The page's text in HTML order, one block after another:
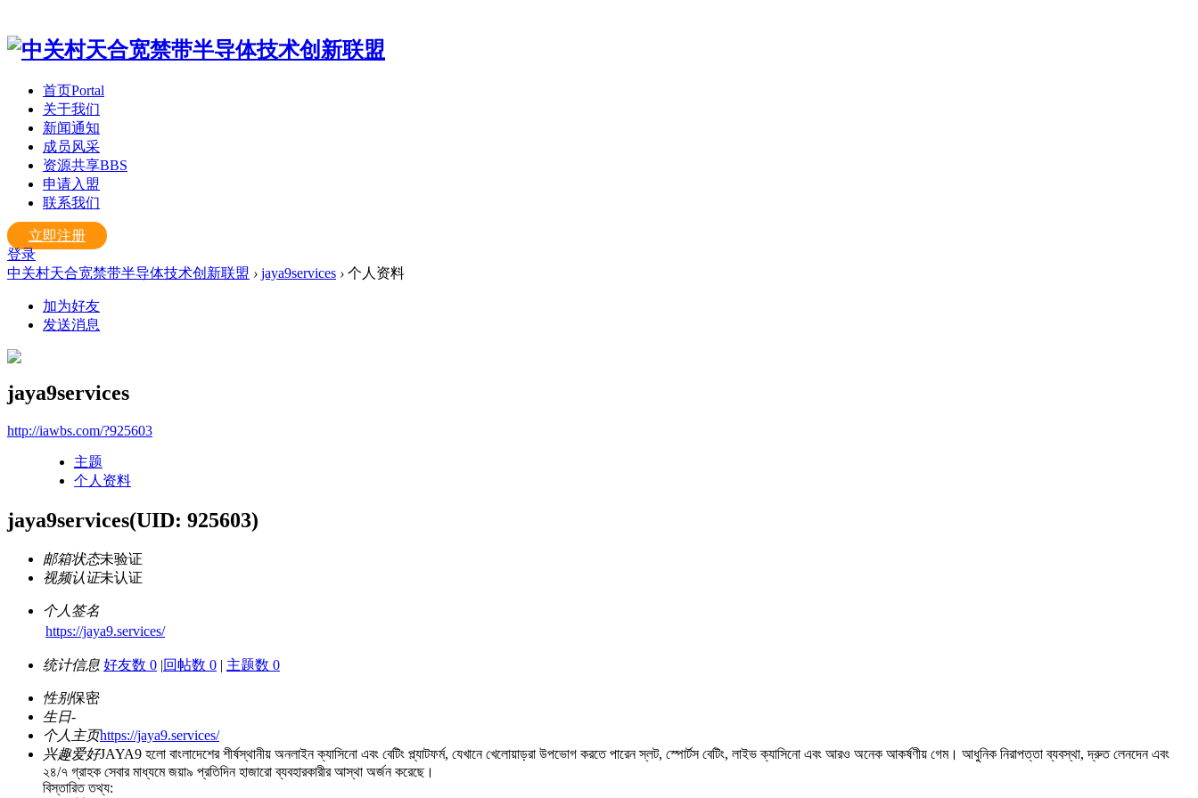
首页Portal
关于我们
新闻通知
成员风采
资源共享BBS
申请入盟
联系我们
立即注册
登录
中关村天合宽禁带半导体技术创新联盟 › jaya9services › 个人资料
加为好友
发送消息
jaya9services
http://iawbs.com/?925603
主题
个人资料
jaya9services(UID: 925603)
邮箱状态未验证
视频认证未认证
个人签名
https://jaya9.services/
统计信息 好友数 0 |回帖数 0 | 主题数 0
性别保密
生日-
个人主页https://jaya9.services/
兴趣爱好JAYA9 হলো বাংলাদেশের শীর্ষস্থানীয় অনলাইন ক্যাসিনো এবং বেটিং প্ল্যাটফর্ম, যেখানে খেলোয়াড়রা উপভোগ করতে পারেন স্লট, স্পোর্টস বেটিং, লাইভ ক্যাসিনো এবং আরও অনেক আকর্ষণীয় গেম। আধুনিক নিরাপত্তা ব্যবস্থা, দ্রুত লেনদেন এবং
২৪/৭ গ্রাহক সেবার মাধ্যমে জয়া৯ প্রতিদিন হাজারো ব্যবহারকারীর আস্থা অর্জন করেছে।
বিস্তারিত তথ্য: